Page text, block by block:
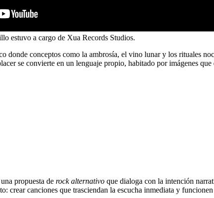
estuvo a cargo de Xua Records Studios.
donde conceptos como la ambrosía, el vino lunar y los rituales
se convierte en un lenguaje propio, habitado por imágenes
propuesta de rock alternativo que dialoga con la intención
crear canciones que trasciendan la escucha inmediata y